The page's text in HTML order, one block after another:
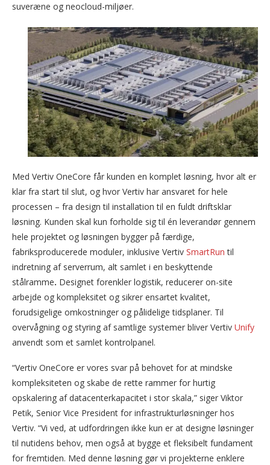
suveræne og neocloud-miljøer.
Med Vertiv OneCore får kunden en komplet løsning, hvor alt er
klar fra start til slut, og hvor Vertiv har ansvaret for hele
processen – fra design til installation til en fuldt driftsklar
løsning. Kunden skal kun forholde sig til én leverandør gennem
hele projektet og løsningen bygger på færdige,
fabriksproducerede moduler, inklusive Vertiv SmartRun til
indretning af serverrum, alt samlet i en beskyttende
stålramme. Designet forenkler logistik, reducerer on-site
arbejde og kompleksitet og sikrer ensartet kvalitet,
forudsigelige omkostninger og pålidelige tidsplaner. Til
overvågning og styring af samtlige systemer bliver Vertiv Unify
anvendt som et samlet kontrolpanel.
“Vertiv OneCore er vores svar på behovet for at mindske
kompleksiteten og skabe de rette rammer for hurtig
opskalering af datacenterkapacitet i stor skala,” siger Viktor
Petik, Senior Vice President for infrastrukturløsninger hos
Vertiv. “Vi ved, at udfordringen ikke kun er at designe løsninger
til nutidens behov, men også at bygge et fleksibelt fundament
for fremtiden. Med denne løsning gør vi projekterne enklere